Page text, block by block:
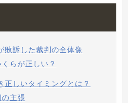
敗訴した裁判の全体像
らが正しい？
正しいタイミングとは？
主張